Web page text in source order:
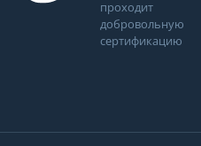
проходит
добровольную
сертификацию